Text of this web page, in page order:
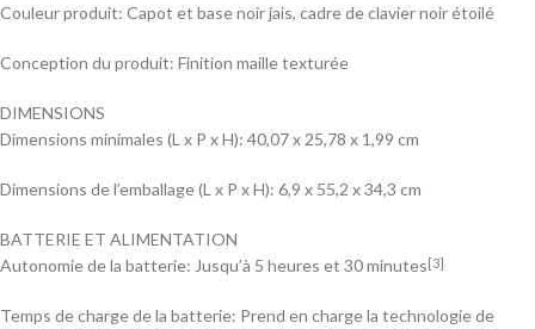
Couleur produit: Capot et base noir jais, cadre de clavier noir étoilé
Conception du produit: Finition maille texturée
DIMENSIONS
Dimensions minimales (L x P x H): 40,07 x 25,78 x 1,99 cm
Dimensions de l’emballage (L x P x H): 6,9 x 55,2 x 34,3 cm
BATTERIE ET ALIMENTATION
Autonomie de la batterie: Jusqu’à 5 heures et 30 minutes [3]
Temps de charge de la batterie: Prend en charge la technologie de